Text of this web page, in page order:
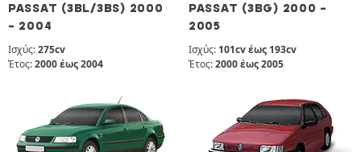
PASSAT (3BL/3BS) 2000
- 2004
Ισχύς:275cv
Έτος:2000 έως 2004
PASSAT (3BG) 2000 -
2005
Ισχύς: 101cv έως 193cv
Έτος:2000 έως 2005